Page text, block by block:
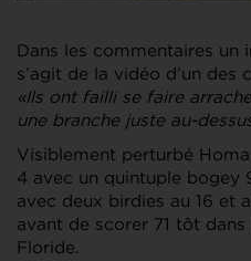
Dans les commentaires un
s’agit de la vidéo d’un
«Ils ont failli se faire
une branche juste au-
Visiblement perturbé
4 avec un quintuple bogey
avec deux birdies au 16 et
avant de scorer 71 tôt
Floride.